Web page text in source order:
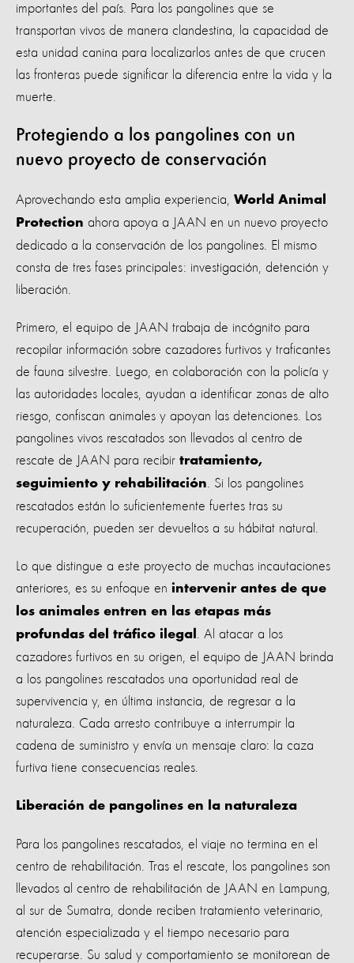
importantes del país. Para los pangolines que se
transportan vivos de manera clandestina, la capacidad de
esta unidad canina para localizarlos antes de que crucen
las fronteras puede significar la diferencia entre la vida y la
muerte.
Protegiendo a los pangolines con un
nuevo proyecto de conservación
Aprovechando esta amplia experiencia, World Animal
Protection ahora apoya a JAAN en un nuevo proyecto
dedicado a la conservación de los pangolines. El mismo
consta de tres fases principales: investigación, detención y
liberación.
Primero, el equipo de JAAN trabaja de incógnito para
recopilar información sobre cazadores furtivos y traficantes
de fauna silvestre. Luego, en colaboración con la policía y
las autoridades locales, ayudan a identificar zonas de alto
riesgo, confiscan animales y apoyan las detenciones. Los
pangolines vivos rescatados son llevados al centro de
rescate de JAAN para recibir tratamiento,
seguimiento y rehabilitación . Si los pangolines
rescatados están lo suficientemente fuertes tras su
recuperación, pueden ser devueltos a su hábitat natural.
Lo que distingue a este proyecto de muchas incautaciones
anteriores, es su enfoque en intervenir antes de que
los animales entren en las etapas más
profundas del tráfico ilegal
. Al atacar a los
cazadores furtivos en su origen, el equipo de JAAN brinda
a los pangolines rescatados una oportunidad real de
supervivencia y, en última instancia, de regresar a la
naturaleza. Cada arresto contribuye a interrumpir la
cadena de suministro y envía un mensaje claro: la caza
furtiva tiene consecuencias reales.
Liberación de pangolines en la naturaleza
Para los pangolines rescatados, el viaje no termina en el
centro de rehabilitación. Tras el rescate, los pangolines son
llevados al centro de rehabilitación de JAAN en Lampung,
al sur de Sumatra, donde reciben tratamiento veterinario,
atención especializada y el tiempo necesario para
recuperarse. Su salud y comportamiento se monitorean de